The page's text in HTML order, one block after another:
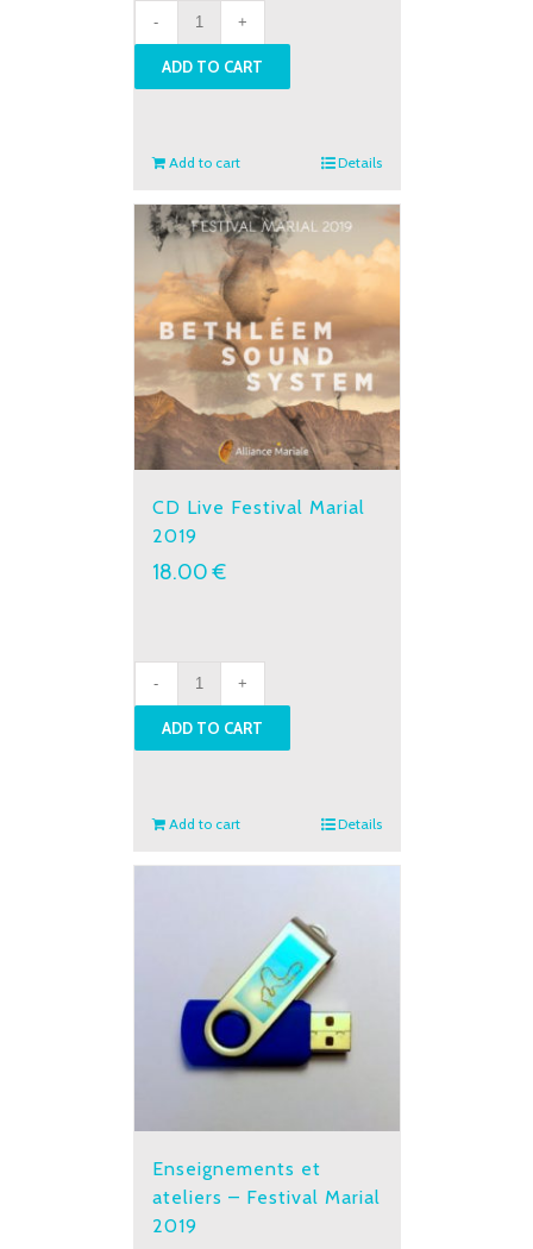
CD
Live
Festival
quantity
ADD TO CART
Add to cart Details
CD Live Festival Marial
2019
18.00€
CD
Live
Festival
quantity
ADD TO CART
Add to cart Details
Enseignements et
ateliers – Festival Marial
2019